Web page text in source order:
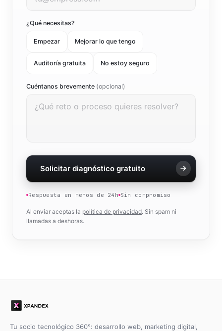
¿Qué necesitas?
Empezar Mejorar lo que tengo
Auditoría gratuita No estoy seguro
Cuéntanos brevemente (opcional)
Solicitar diagnóstico gratuito
Respuesta en menos de 24h Sin compromiso
Al enviar aceptas la política de privacidad. Sin spam ni
llamadas a deshoras.
Tu socio tecnológico 360°: desarrollo web, marketing digital,